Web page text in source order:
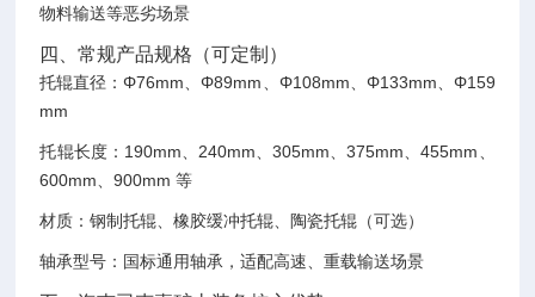
物料输送等恶劣场景
四、常规产品规格（可定制）
托辊直径：Φ76mm、Φ89mm、Φ108mm、Φ133mm、Φ159
mm
托辊长度：190mm、240mm、305mm、375mm、455mm、
600mm、900mm 等
材质：钢制托辊、橡胶缓冲托辊、陶瓷托辊（可选）
轴承型号：国标通用轴承，适配高速、重载输送场景